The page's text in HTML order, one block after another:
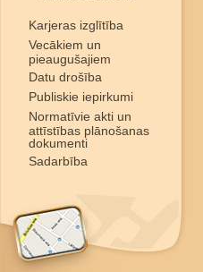
Karjeras izglītība
Vecākiem un
pieaugušajiem
Datu drošība
Publiskie iepirkumi
Normatīvie akti un
attīstības plānošanas
dokumenti
Sadarbība